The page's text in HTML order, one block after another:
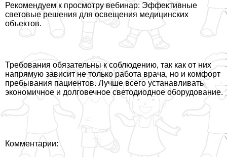
Рекомендуем к просмотру вебинар: Эффективные
световые решения для освещения медицинских
объектов.
Требования обязательны к соблюдению, так как от них
напрямую зависит не только работа врача, но и комфорт
пребывания пациентов. Лучше всего устанавливать
экономичное и долговечное светодиодное оборудование.
Комментарии: